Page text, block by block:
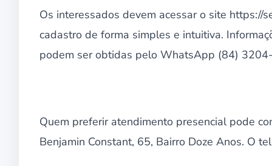
Os interessados devem acessar o site https://
cadastro de forma simples e intuitiva.
podem ser obtidas pelo WhatsApp (84)
Quem preferir atendimento presencial pode
Benjamin Constant, 65, Bairro Doze Anos. O